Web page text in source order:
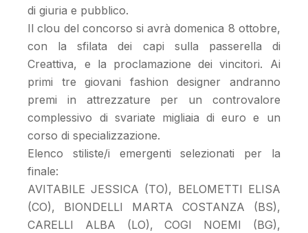
di giuria e pubblico.
Il clou del concorso si avrà domenica 8 ottobre,
con la sfilata dei capi sulla passerella di
Creattiva, e la proclamazione dei vincitori. Ai
primi tre giovani fashion designer andranno
premi in attrezzature per un controvalore
complessivo di svariate migliaia di euro e un
corso di specializzazione.
Elenco stiliste/i emergenti selezionati per la
finale:
AVITABILE JESSICA (TO), BELOMETTI ELISA
(CO), BIONDELLI MARTA COSTANZA (BS),
CARELLI ALBA (LO), COGI NOEMI (BG),